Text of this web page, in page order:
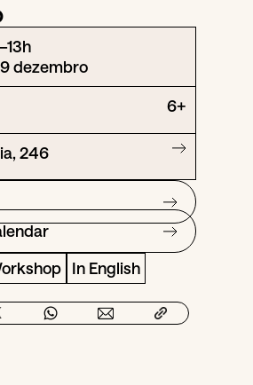
dezembro
6+
246
In English